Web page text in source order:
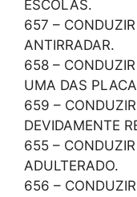
ESCOLAS.
657 –
ANTIRRADAR.
658 –
UMA DAS
659 –
DEVIDAMENTE
655 –
ADULTERADO.
656 –